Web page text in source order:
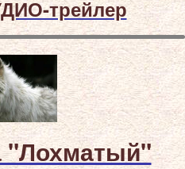
трейлер
"Лохматый"